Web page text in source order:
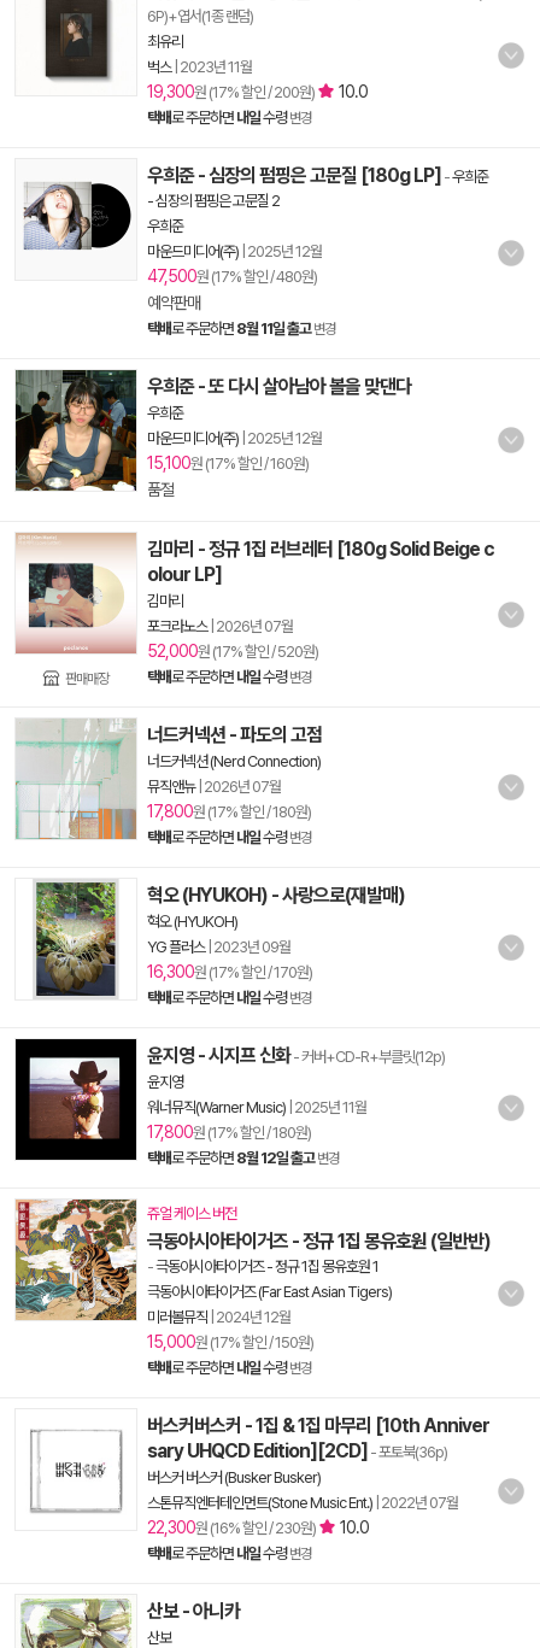
6P)+엽서(1종 랜덤)
최유리
벅스| 2023년 11월
19,300원 (17% 할인 / 200원) 10.0
택배로 주문하면 내일수령 변경
우희준 - 심장의 펌핑은 고문질 [180g LP] -우희준
- 심장의 펌핑은 고문질 2
우희준
마운드미디어(주) 2025년 12월
47,500원 (17% 할인 / 480원)
예약판매
택배로 주문하면 8월 11일 출고 변경
우희준 - 또 다시 살아남아 볼을 맞댄다
우희준
마운드미디어(주) 2025년 12월
15,100원 (17% 할인 / 160원)
품절
판매매장
김마리 - 정규 1집 러브레터 [180g Solid Beige c
olour LP]
김마리
포크라노스| 2026년 07월
52,000원 (17% 할인 / 520원)
택배로 주문하면 내일수령 변경
너드커넥션 - 파도의 고점
너드커넥션 (Nerd Connection)
뮤직앤뉴| 2026년 07월
17,800원 (17% 할인 / 180원)
택배로 주문하면 내일수령 변경
혁오 (HYUKOH) - 사랑으로(재발매)
혁오 (HYUKOH)
YG 플러스| 2023년 09월
16,300원 (17% 할인 / 170원)
택배로 주문하면 내일수령 변경
윤지영 - 시지프 신화- 커버+CD-R+부클릿(12p)
윤지영
워너뮤직(Warner Music) 2025년 11월
17,800원 (17% 할인 / 180원)
택배로 주문하면 8월 12일 출고 변경
쥬얼 케이스 버전
극동아시아타이거즈 - 정규 1집 몽유호원 (일반반)
-극동아시아타이거즈 - 정규 1집 몽유호원 1
극동아시아타이거즈 (Far East Asian Tigers)
미러볼뮤직 2024년 12월
15,000원 (17% 할인 / 150원)
택배로 주문하면 내일수령 변경
버스커버스커 - 1집 & 1집 마무리 [10th Anniver
sary UHQCD Edition][2CD] - 포토북(36p)
버스커 버스커 (Busker Busker)
스톤뮤직엔터테인먼트(Stone Music Ent.) 2022년 07월
22,300원 (16% 할인 / 230원) 10.0
택배로 주문하면 내일수령 변경
산보 - 아니카
산보